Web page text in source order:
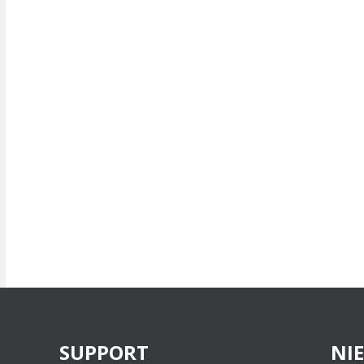
SUPPORT